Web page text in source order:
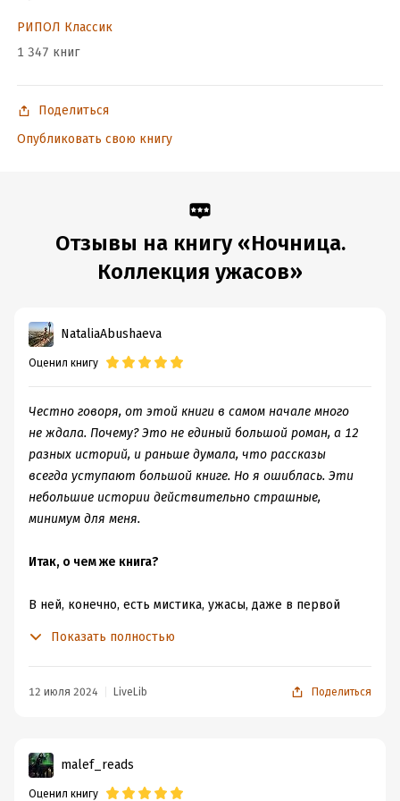
РИПОЛ Классик
1 347 книг
Поделиться
Опубликовать свою книгу
Отзывы на книгу «Ночница.
Коллекция ужасов»
NataliaAbushaeva
Оценил книгу
Честно говоря, от этой книги в самом начале много
не ждала. Почему? Это не единый большой роман, а 12
разных историй, и раньше думала, что рассказы
всегда уступают большой книге. Но я ошиблась. Эти
небольшие истории действительно страшные,
минимум для меня.
Итак, о чем же книга?
В ней, конечно, есть мистика, ужасы, даже в первой
после удивляются, что оно приходит за ними.
задуматься о настоящих действиях, что они несут
будущему. Но финал удивляет ещё больше, так как он
открытый, с намёком "а что из этого правда?"
Показать полностью
12 июля 2024 LiveLib Поделиться
malef_reads
Оценил книгу